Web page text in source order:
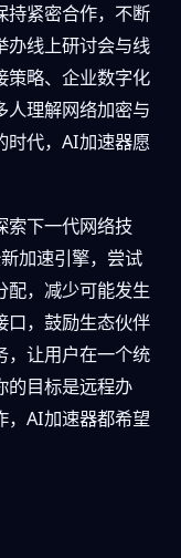
持紧密合作，不断
办线上研讨会与线
策略、企业数字化
人理解网络加密与
时代，AI加速器愿
索下一代网络技
加速引擎，尝试
配，减少可能发生
口，鼓励生态伙伴
，让用户在一个统
的目标是远程办
，AI加速器都希望